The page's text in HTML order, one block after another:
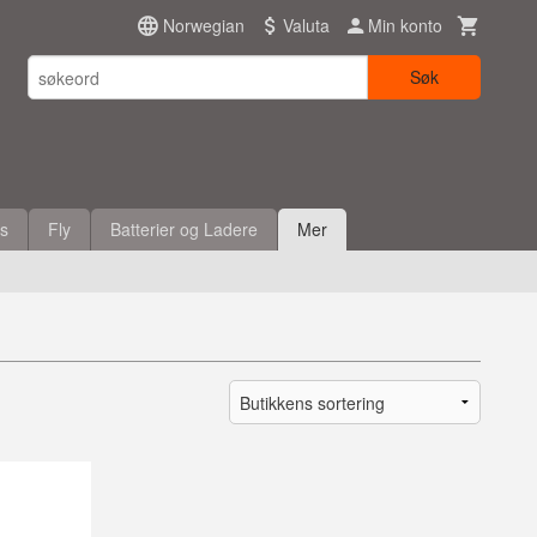
Norwegian Valuta Min konto
Søk
Fly Batterier og Ladere Mer